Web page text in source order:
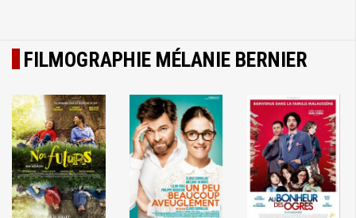
FILMOGRAPHIE MÉLANIE BERNIER